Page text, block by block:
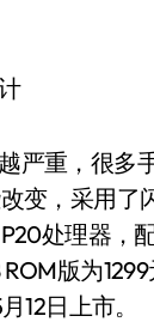
重，很多
变，采用
处理器，
版为
12日上市。